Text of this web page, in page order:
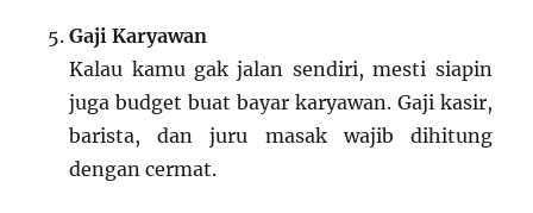
Gaji Karyawan
Kalau kamu gak jalan sendiri, mesti siapin
juga budget buat bayar karyawan. Gaji kasir,
barista, dan juru masak wajib dihitung
dengan cermat.